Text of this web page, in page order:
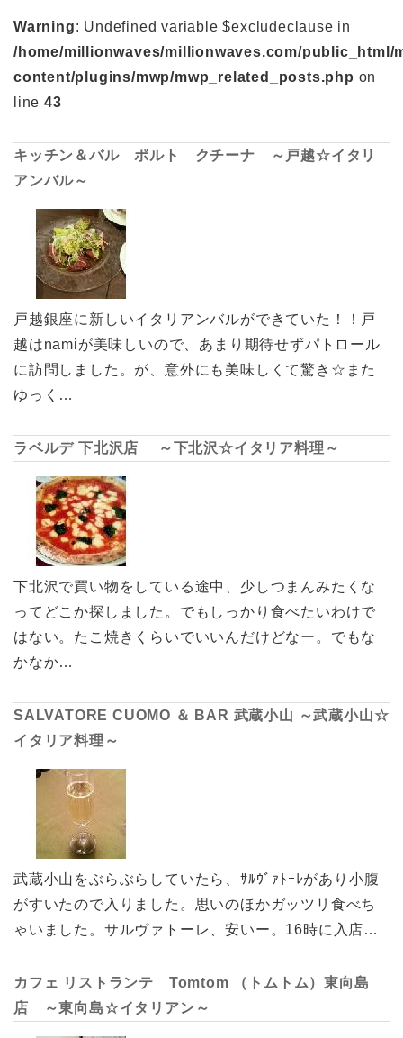
Warning: Undefined variable $excludeclause in
/home/millionwaves/millionwaves.com/public_html/
content/plugins/mwp/mwp_related_posts.php on
line 43
キッチン＆バル ポルト クチーナ ～戸越☆イタリ
アンバル～
戸越銀座に新しいイタリアンバルができていた！！戸
越はnamiが美味しいので、あまり期待せずパトロール
に訪問しました。が、意外にも美味しくて驚き☆また
ゆっく…
ラベルデ 下北沢店 ～下北沢☆イタリア料理～
下北沢で買い物をしている途中、少しつまんみたくな
ってどこか探しました。でもしっかり食べたいわけで
はない。たこ焼きくらいでいいんだけどなー。でもな
かなか…
SALVATORE CUOMO ＆ BAR 武蔵小山 ～武蔵小山☆
イタリア料理～
武蔵小山をぶらぶらしていたら、ｻﾙｳﾞｧﾄｰﾚがあり小腹
がすいたので入りました。思いのほかガッツリ食べち
ゃいました。サルヴァトーレ、安いー。16時に入店…
カフェ リストランテ Tomtom （トムトム）東向島
店 ～東向島☆イタリアン～